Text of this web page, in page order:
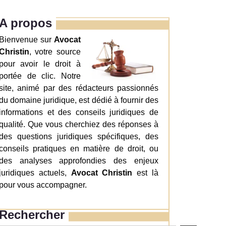
propos
sur Avocat
, votre source
avoir le droit à
de clic. Notre
animé par des rédacteurs passionnés
domaine juridique, est dédié à fournir des
et des conseils juridiques de
Que vous cherchiez des réponses à
questions juridiques spécifiques, des
pratiques en matière de droit, ou
analyses approfondies des enjeux
actuels, Avocat Christin est là
vous accompagner.